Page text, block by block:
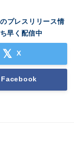
プレスリリース情
早く配信中
X
Facebook